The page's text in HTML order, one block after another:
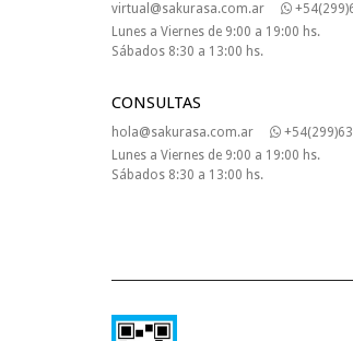
virtual@sakurasa.com.ar
Lunes a Viernes de 9:00 a 19:00 hs.
Sábados 8:30 a 13:00 hs.
CONSULTAS
hola@sakurasa.com.ar
Lunes a Viernes de 9:00 a 19:00 hs.
Sábados 8:30 a 13:00 hs.